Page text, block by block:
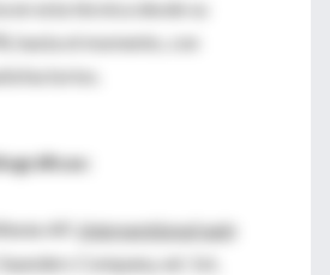
en esta técnica desde su
hasta el momento, con
AP.
Interventional pain
Company, ed. 1st,